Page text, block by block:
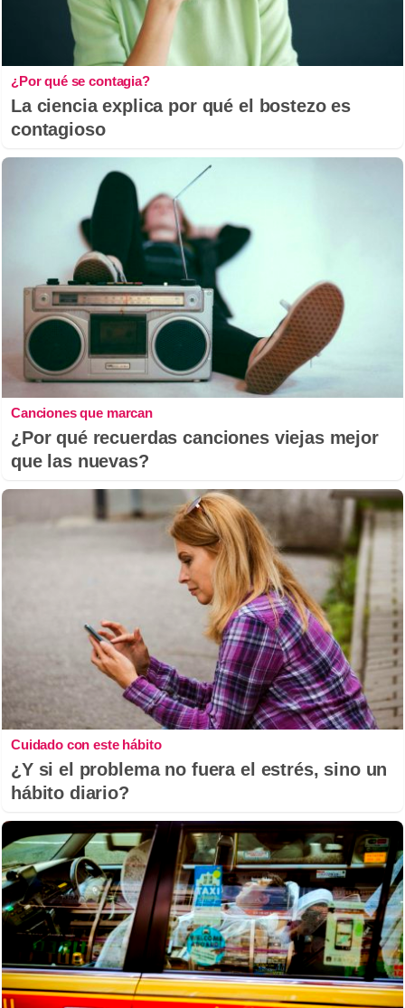
¿Por qué se contagia?
La ciencia explica por qué el bostezo es
contagioso
Canciones que marcan
¿Por qué recuerdas canciones viejas mejor
que las nuevas?
Cuidado con este hábito
¿Y si el problema no fuera el estrés, sino un
hábito diario?